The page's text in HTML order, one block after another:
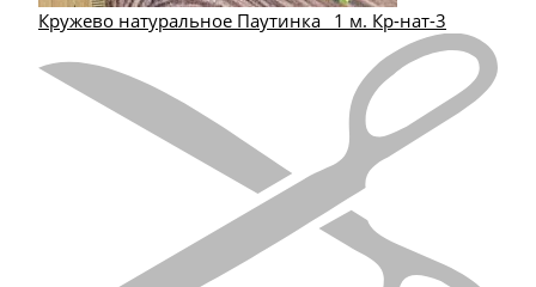
Кружево натуральное Паутинка _1 м. Кр-нат-3